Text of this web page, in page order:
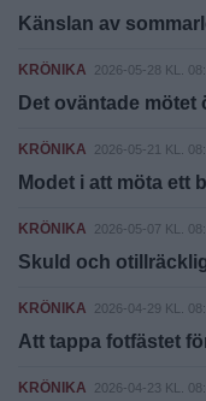
Känslan av
KRÖNIKA 2026-05-28 KL.
Det oväntade
KRÖNIKA 2026-05-21 KL.
Modet i att möta ett
KRÖNIKA 2026-05-07 KL.
Skuld och
KRÖNIKA 2026-04-29 KL.
Att tappa fotfästet
KRÖNIKA 2026-04-23 KL.